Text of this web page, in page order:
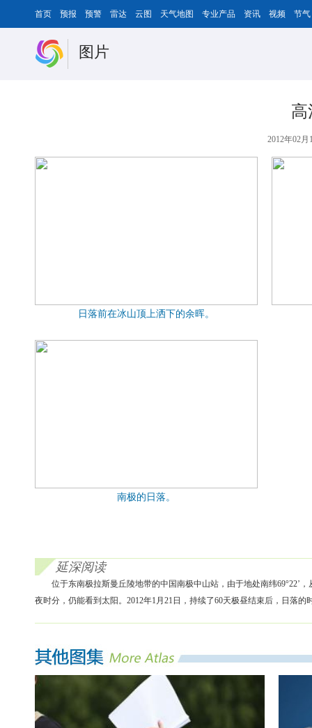
首页 预报 预警 雷达 云图 天气地图 专业产品 资讯 视频 节气
图片
高
2012年02月
日落前在冰山顶上洒下的余晖。
南极的日落。
延深阅读
位于东南极拉斯曼丘陵地带的中国南极中山站，由于地处南纬69°22’
夜时分，仍能看到太阳。2012年1月21日，持续了60天极昼结束后，日落